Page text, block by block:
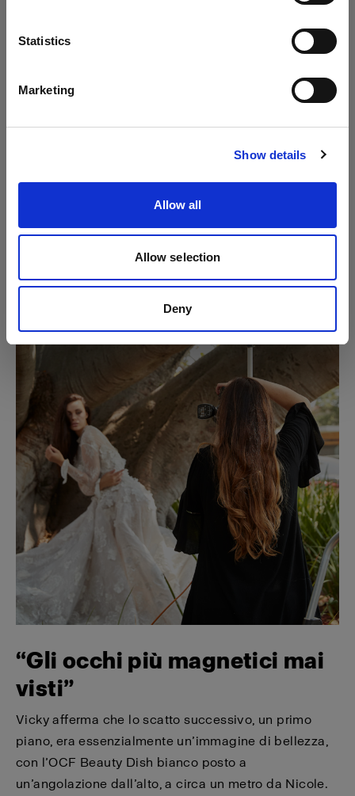
Statistics
Marketing
Show details
Allow all
Allow selection
Deny
Visita sito
“Gli occhi più magnetici mai
visti”
Vicky afferma che lo scatto successivo, un primo
piano, era essenzialmente un’immagine di bellezza,
con l’OCF Beauty Dish bianco posto a
un’angolazione dall’alto, a circa un metro da Nicole.